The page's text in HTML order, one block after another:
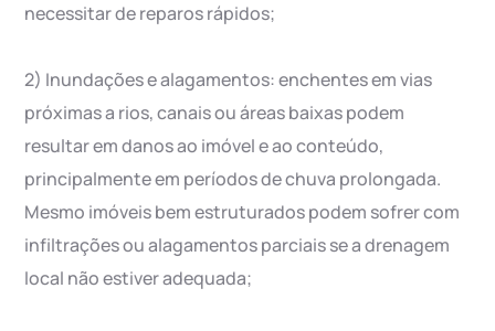
necessitar de reparos rápidos;
2) Inundações e alagamentos: enchentes em vias
próximas a rios, canais ou áreas baixas podem
resultar em danos ao imóvel e ao conteúdo,
principalmente em períodos de chuva prolongada.
Mesmo imóveis bem estruturados podem sofrer com
infiltrações ou alagamentos parciais se a drenagem
local não estiver adequada;